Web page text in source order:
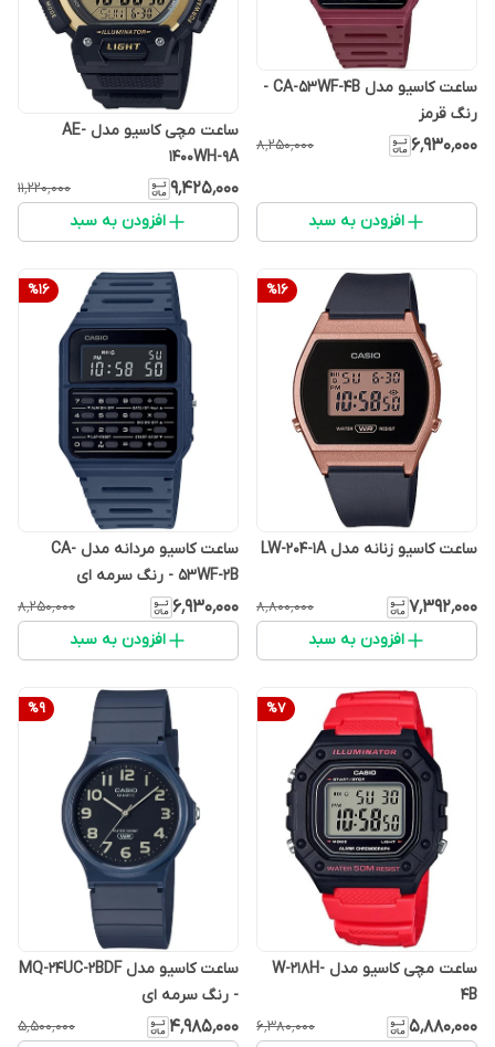
ساعت کاسیو مدل CA-53WF-4B -
رنگ قرمز
۶٬۹۳۰٬۰۰۰ ۸٬۲۵۰٬۰۰۰
افزودن به سبد
ساعت مچی کاسیو مدل AE-
1400WH-9A
۹٬۴۲۵٬۰۰۰ ۱۱٬۲۲۰٬۰۰۰
افزودن به سبد
%16
ساعت کاسیو زنانه مدل LW-204-1A
۷٬۳۹۲٬۰۰۰ ۸٬۸۰۰٬۰۰۰
افزودن به سبد
%16
ساعت کاسیو مردانه مدل CA-
53WF-2B - رنگ سرمه ای
۶٬۹۳۰٬۰۰۰ ۸٬۲۵۰٬۰۰۰
افزودن به سبد
%7
ساعت مچی کاسیو مدل W-218H-
4B
۵٬۸۸۰٬۰۰۰ ۶٬۳۸۰٬۰۰۰
%9
ساعت کاسیو مدل MQ-24UC-2BDF
- رنگ سرمه ای
۴٬۹۸۵٬۰۰۰ ۵٬۵۰۰٬۰۰۰